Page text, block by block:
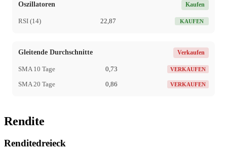
Oszillatoren Kaufen
RSI (14) 22,87 KAUFEN
Gleitende Durchschnitte Verkaufen
SMA 10 Tage 0,73 VERKAUFEN
SMA 20 Tage 0,86 VERKAUFEN
Rendite
Renditedreieck